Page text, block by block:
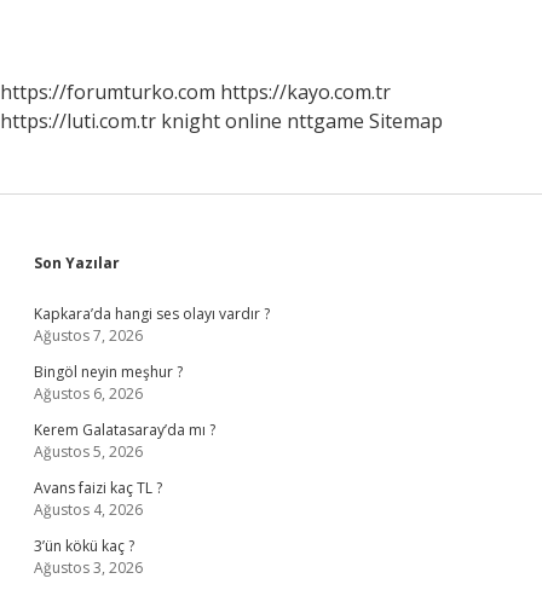
https://forumturko.com https://kayo.com.tr
https://luti.com.tr knight online nttgame Sitemap
Sidebar
Son Yazılar
Kapkara’da hangi ses olayı vardır ?
Ağustos 7, 2026
Bingöl neyin meşhur ?
Ağustos 6, 2026
Kerem Galatasaray’da mı ?
Ağustos 5, 2026
Avans faizi kaç TL ?
Ağustos 4, 2026
3’ün kökü kaç ?
Ağustos 3, 2026